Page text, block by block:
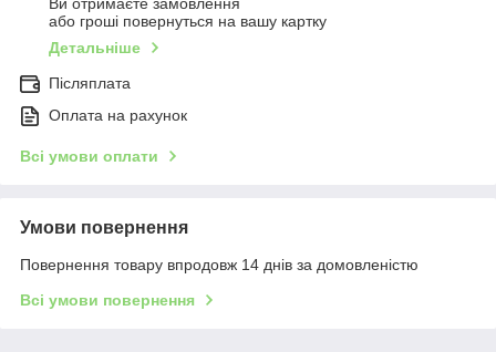
Ви отримаєте замовлення
або гроші повернуться на вашу картку
Детальніше
Післяплата
Оплата на рахунок
Всі умови оплати
Умови повернення
Повернення товару впродовж 14 днів за домовленістю
Всі умови повернення